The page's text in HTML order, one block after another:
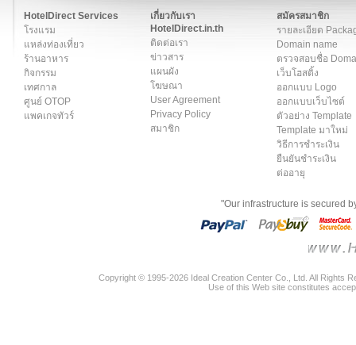
HotelDirect Services
โรงแรม
แหล่งท่องเที่ยว
ร้านอาหาร
กิจกรรม
เทศกาล
ศูนย์ OTOP
แพคเกจทัวร์
เกี่ยวกับเรา
HotelDirect.in.th
ติดต่อเรา
ข่าวสาร
แผนผัง
โฆษณา
User Agreement
Privacy Policy
สมาชิก
สมัครสมาชิก
รายละเอียด
Domain name
ตรวจสอบชื่อ
เว็บโฮสติ้ง
ออกแบบ Logo
ออกแบบเว็บไซต์
ตัวอย่าง Template
Template มาใหม่
วิธีการชำระเงิน
ยืนยันชำระเงิน
ต่ออายุ
"Our infrastructure is secured
Copyright © 1995-2026 Ideal Creation Center Co., Ltd. All Rights
Use of this Web site constitutes